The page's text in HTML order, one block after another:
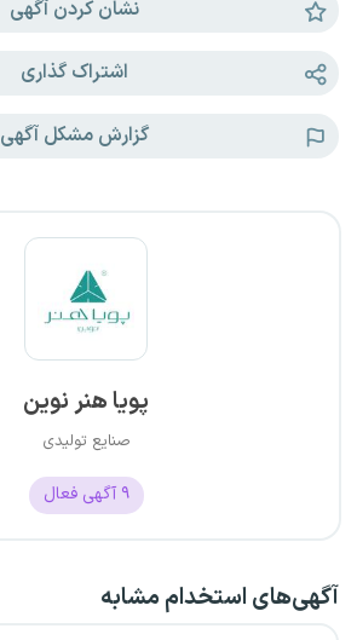
نشان کردن آگهی
اشتراک گذاری
گزارش مشکل آگهی
پویا هنر نوین
صنایع تولیدی
۹ آگهی فعال
آگهی‌های استخدام مشابه